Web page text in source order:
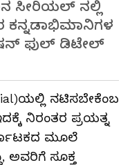
ಸೀರಿಯಲ್ ನಲ್ಲಿ
ಕನ್ನಡಾಭಿಮಾನಿಗಳ
ಫುಲ್ ಡಿಟೇಲ್
ನಟಿಸಬೇಕೆಂಬ
ನಿರಂತರ ಪ್ರಯತ್ನ
ಮೂಲೆ
ಅವರಿಗೆ ಸೂಕ್ತ